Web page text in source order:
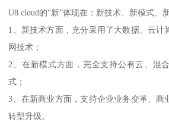
U8 cloud的“新”体现在：新技术、新模式、
1、新技术方面，充分采用了大数据、云计
网技术；
2、在新模式方面，完全支持公有云、混
式；
3、在新商业方面，支持企业业务变革、商
转型升级。